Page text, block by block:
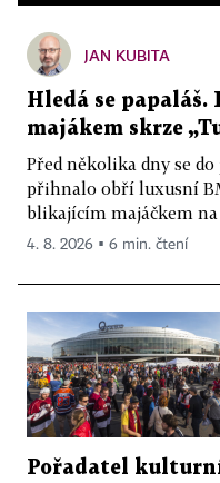
JAN KUBITA
Hledá se papaláš.
majákem skrze
Před několika dny se
přihnalo obří luxusní
blikajícím majáčkem na
4. 8. 2026 ▪ 6 min. čtení
Pořadatel